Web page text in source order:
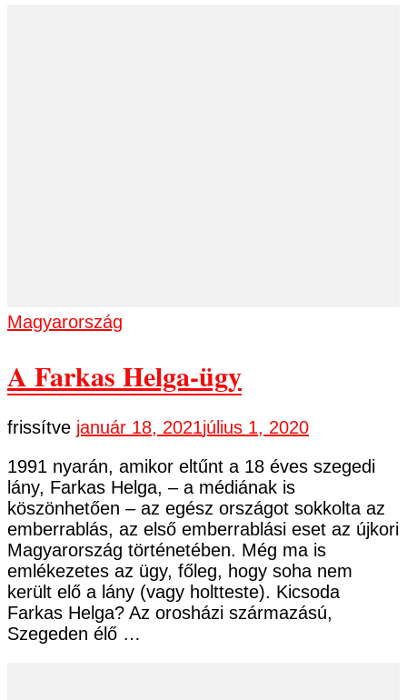
Magyarország
A Farkas Helga-ügy
frissítve január 18, 2021július 1, 2020
1991 nyarán, amikor eltűnt a 18 éves szegedi
lány, Farkas Helga, – a médiának is
köszönhetően – az egész országot sokkolta az
emberrablás, az első emberrablási eset az újkori
Magyarország történetében. Még ma is
emlékezetes az ügy, főleg, hogy soha nem
került elő a lány (vagy holtteste). Kicsoda
Farkas Helga? Az orosházi származású,
Szegeden élő …